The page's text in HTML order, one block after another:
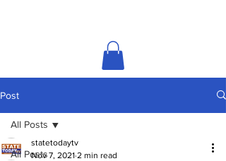
Post
All Posts
All Posts
statetodaytv
Nov 7, 2021 2 min read